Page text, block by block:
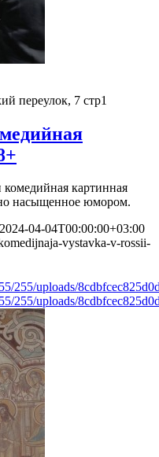
переулок, 7 стр1
картинная
насыщенное юмором.
2024-04-04T00:00:00+03:00
vystavka-v-rossii-
255/uploads/
255/uploads/